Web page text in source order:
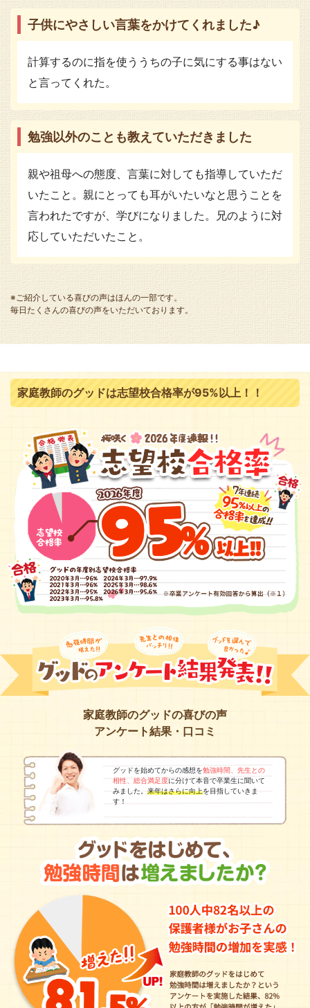
子供にやさしい言葉をかけてくれました♪
計算するのに指を使ううちの子に気にする事はない
と言ってくれた。
勉強以外のことも教えていただきました
親や祖母への態度、言葉に対しても指導していただ
いたこと。親にとっても耳がいたいなと思うことを
言われたですが、学びになりました。兄のように対
応していただいたこと。
※ご紹介している喜びの声はほんの一部です。
毎日たくさんの喜びの声をいただいております。
家庭教師のグッドは志望校合格率が95%以上！！
家庭教師のグッドの喜びの声
アンケート結果・口コミ
グッドを始めてからの感想を勉強時間、先生との
相性、総合満足度に分けて本音で卒業生に聞いて
みました。来年はさらに向上を目指していきま
す！